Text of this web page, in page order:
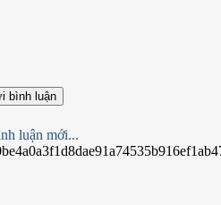
bình luận
luận mới...